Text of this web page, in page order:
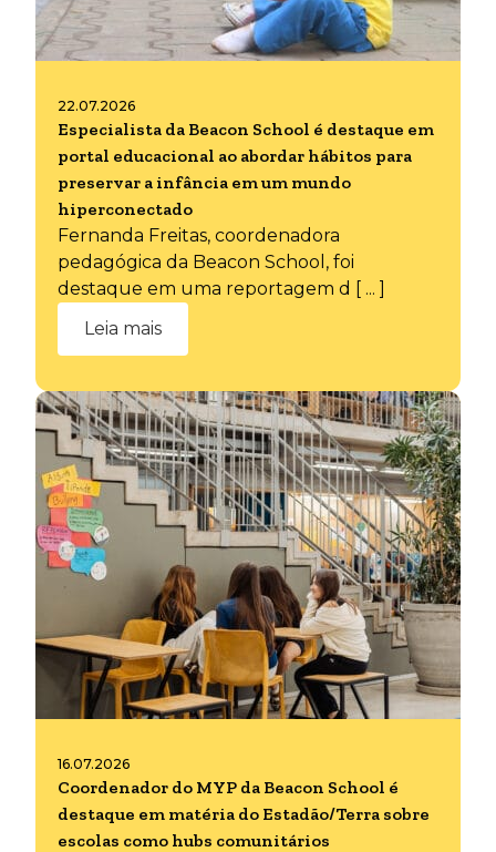
22.07.2026
Especialista da Beacon School é destaque em
portal educacional ao abordar hábitos para
preservar a infância em um mundo
hiperconectado
Fernanda Freitas, coordenadora
pedagógica da Beacon School, foi
destaque em uma reportagem d [ ... ]
Leia mais
16.07.2026
Coordenador do MYP da Beacon School é
destaque em matéria do Estadão/Terra sobre
escolas como hubs comunitários